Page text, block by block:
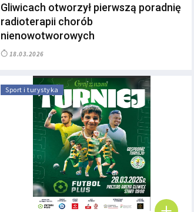
Gliwicach otworzył pierwszą poradnię
radioterapii chorób
nienowotworowych
18.03.2026
Sport i turystyka